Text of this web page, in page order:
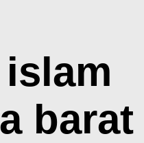
barat